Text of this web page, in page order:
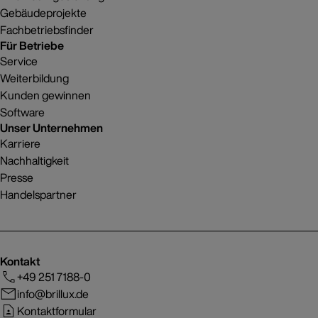
Gebäudeprojekte
Fachbetriebsfinder
Für Betriebe
Service
Weiterbildung
Kunden gewinnen
Software
Unser Unternehmen
Karriere
Nachhaltigkeit
Presse
Handelspartner
Kontakt
+49 251 7188-0
info@brillux.de
Kontaktformular